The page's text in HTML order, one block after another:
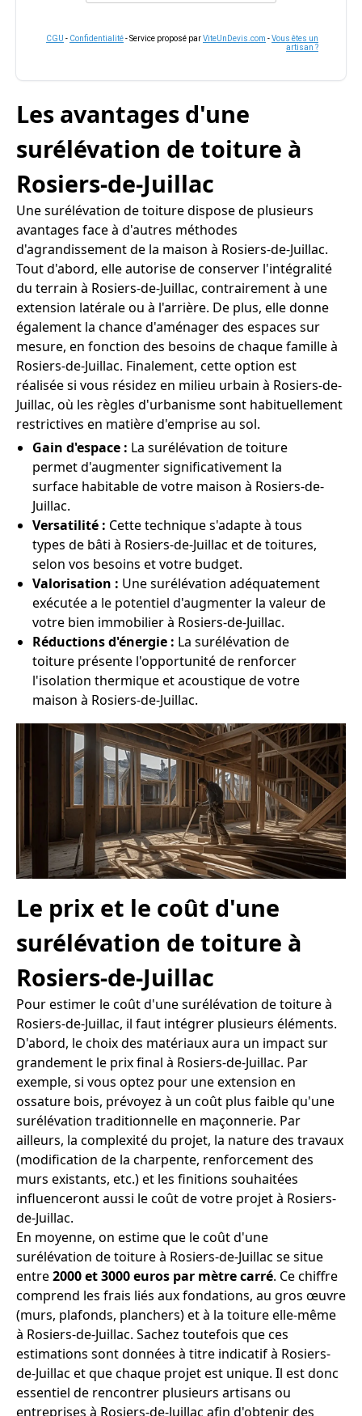
CGU - Confidentialité- Service proposé parViteUnDevis.com -Vous êtes un
artisan ?
Les avantages d'une
surélévation de toiture à
Rosiers-de-Juillac
Une surélévation de toiture dispose de plusieurs
avantages face à d'autres méthodes
d'agrandissement de la maison à Rosiers-de-Juillac.
Tout d'abord, elle autorise de conserver l'intégralité
du terrain à Rosiers-de-Juillac, contrairement à une
extension latérale ou à l'arrière. De plus, elle donne
également la chance d'aménager des espaces sur
mesure, en fonction des besoins de chaque famille à
Rosiers-de-Juillac. Finalement, cette option est
réalisée si vous résidez en milieu urbain à Rosiers-de-
Juillac, où les règles d'urbanisme sont habituellement
restrictives en matière d'emprise au sol.
Gain d'espace : La surélévation de toiture
permet d'augmenter significativement la
surface habitable de votre maison à Rosiers-de-
Juillac.
Versatilité : Cette technique s'adapte à tous
types de bâti à Rosiers-de-Juillac et de toitures,
selon vos besoins et votre budget.
Valorisation : Une surélévation adéquatement
exécutée a le potentiel d'augmenter la valeur de
votre bien immobilier à Rosiers-de-Juillac.
Réductions d'énergie : La surélévation de
toiture présente l'opportunité de renforcer
l'isolation thermique et acoustique de votre
maison à Rosiers-de-Juillac.
Le prix et le coût d'une
surélévation de toiture à
Rosiers-de-Juillac
Pour estimer le coût d'une surélévation de toiture à
Rosiers-de-Juillac, il faut intégrer plusieurs éléments.
D'abord, le choix des matériaux aura un impact sur
grandement le prix final à Rosiers-de-Juillac. Par
exemple, si vous optez pour une extension en
ossature bois, prévoyez à un coût plus faible qu'une
surélévation traditionnelle en maçonnerie. Par
ailleurs, la complexité du projet, la nature des travaux
(modification de la charpente, renforcement des
murs existants, etc.) et les finitions souhaitées
influenceront aussi le coût de votre projet à Rosiers-
de-Juillac.
En moyenne, on estime que le coût d'une
surélévation de toiture à Rosiers-de-Juillac se situe
entre2000 et 3000 euros par mètre carré. Ce chiffre
comprend les frais liés aux fondations, au gros œuvre
(murs, plafonds, planchers) et à la toiture elle-même
à Rosiers-de-Juillac. Sachez toutefois que ces
estimations sont données à titre indicatif à Rosiers-
de-Juillac et que chaque projet est unique. Il est donc
essentiel de rencontrer plusieurs artisans ou
entreprises à Rosiers-de-Juillac afin d'obtenir des